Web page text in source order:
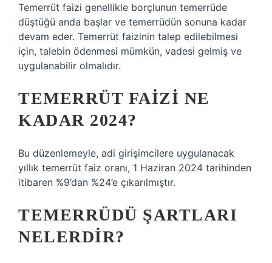
Temerrüt faizi genellikle borçlunun temerrüde
düştüğü anda başlar ve temerrüdün sonuna kadar
devam eder. Temerrüt faizinin talep edilebilmesi
için, talebin ödenmesi mümkün, vadesi gelmiş ve
uygulanabilir olmalıdır.
TEMERRÜT FAIZI NE
KADAR 2024?
Bu düzenlemeyle, adi girişimcilere uygulanacak
yıllık temerrüt faiz oranı, 1 Haziran 2024 tarihinden
itibaren %9’dan %24’e çıkarılmıştır.
TEMERRÜDÜ ŞARTLARI
NELERDIR?